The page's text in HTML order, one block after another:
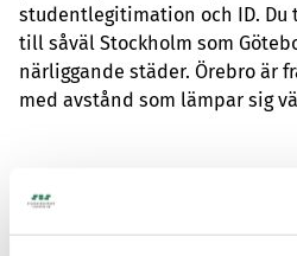
studentlegitimation och ID. Du
till såväl Stockholm som
närliggande städer. Örebro är
med avstånd som lämpar sig
Hur ansöker jag
studentbostad i